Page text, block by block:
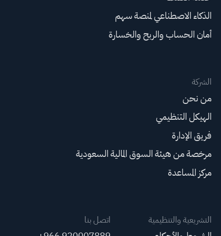
الذكاء الاصطناعي لمنصة سهم
أمان الحساب والربح والخسارة
الشركة
من نحن
الهيكل التنظيمي
فريق الإدارة
مرخصة من هيئة السوق المالية السعودية
مركز المساعدة
التشريعية والتنظيمية اتصل بنا